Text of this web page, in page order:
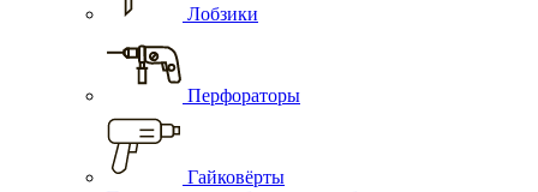
Лобзики
Перфораторы
Гайковёрты